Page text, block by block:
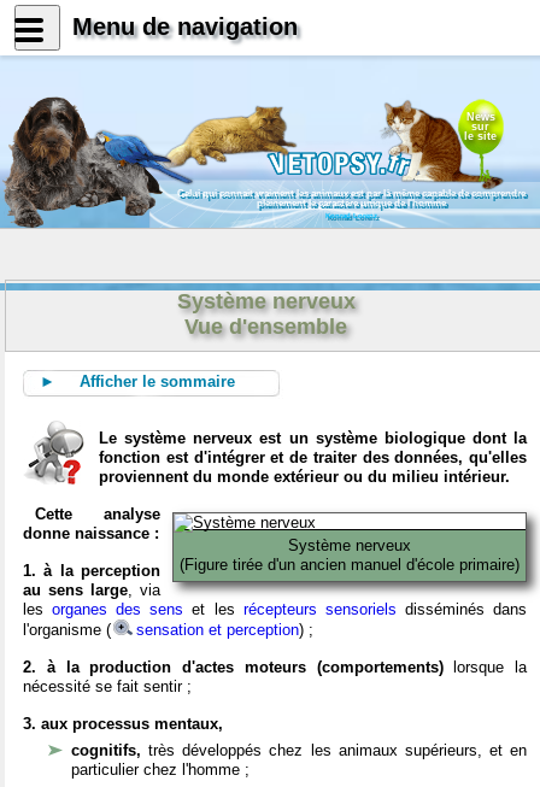
News
sur
le site
Celui qui connait vraiment les animaux est par là même capable de comprendre
pleinement le caractère unique de l'homme
Konrad Lorenz
Système nerveux
Vue d'ensemble
► Afficher le sommaire
Le système nerveux est un système biologique dont la
fonction est d'intégrer et de traiter des données, qu'elles
proviennent du monde extérieur ou du milieu intérieur.
Système nerveux
(Figure tirée d'un ancien manuel d'école primaire)
Cette analyse
donne naissance :
1. à la perception
au sens large, via
lesorganes des sens et les récepteurs sensoriels disséminés dans
l'organisme (
sensation et perception) ;
2. à la production d'actes moteurs (comportements)lorsque la
nécessité se fait sentir ;
3. aux processus mentaux,
cognitifs,très développés chez les animaux supérieurs, et en
particulier chez l'homme ;
Menu de navigation